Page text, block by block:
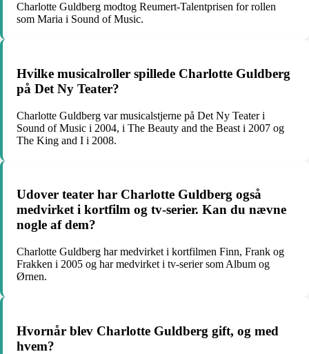
Charlotte Guldberg modtog Reumert-Talentprisen for rollen
som Maria i Sound of Music.
Hvilke musicalroller spillede Charlotte Guldberg
på Det Ny Teater?
Charlotte Guldberg var musicalstjerne på Det Ny Teater i
Sound of Music i 2004, i The Beauty and the Beast i 2007 og
The King and I i 2008.
Udover teater har Charlotte Guldberg også
medvirket i kortfilm og tv-serier. Kan du nævne
nogle af dem?
Charlotte Guldberg har medvirket i kortfilmen Finn, Frank og
Frakken i 2005 og har medvirket i tv-serier som Album og
Ørnen.
Hvornår blev Charlotte Guldberg gift, og med
hvem?